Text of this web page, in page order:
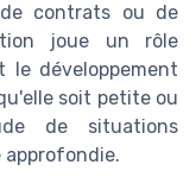
contrats ou de
joue un rôle
développement
soit petite ou
de situations